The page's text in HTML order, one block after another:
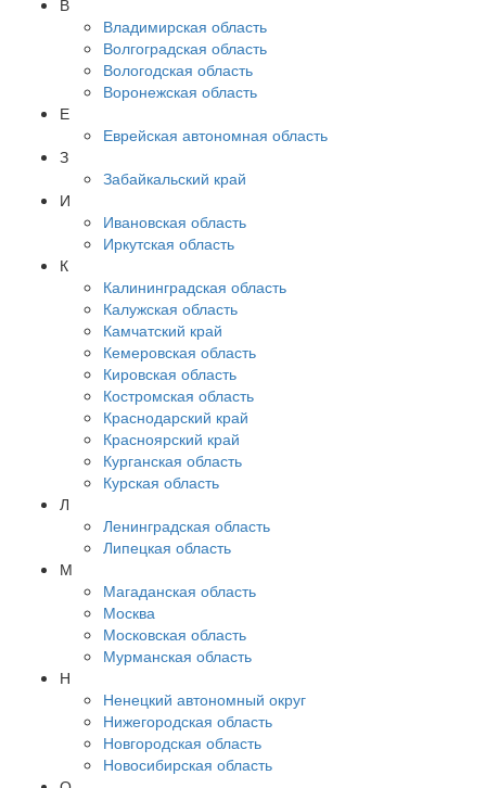
В
Владимирская область
Волгоградская область
Вологодская область
Воронежская область
Е
Еврейская автономная область
З
Забайкальский край
И
Ивановская область
Иркутская область
К
Калининградская область
Калужская область
Камчатский край
Кемеровская область
Кировская область
Костромская область
Краснодарский край
Красноярский край
Курганская область
Курская область
Л
Ленинградская область
Липецкая область
М
Магаданская область
Москва
Московская область
Мурманская область
Н
Ненецкий автономный округ
Нижегородская область
Новгородская область
Новосибирская область